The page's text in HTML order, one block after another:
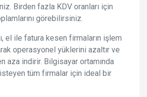
Birden fazla KDV oranları için
görebilirsiniz.
el ile fatura kesen firmaların işlem
operasyonel yüklerini azaltır ve
aza indirir. Bilgisayar ortamında
tüm firmalar için ideal bir